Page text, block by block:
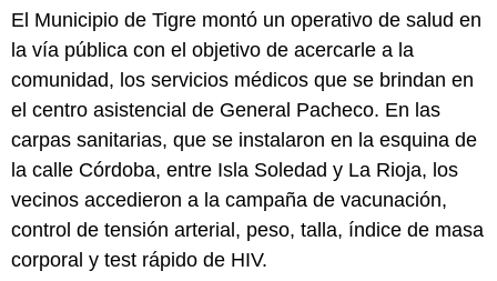
El Municipio de Tigre montó un operativo de salud en
la vía pública con el objetivo de acercarle a la
comunidad, los servicios médicos que se brindan en
el centro asistencial de General Pacheco. En las
carpas sanitarias, que se instalaron en la esquina de
la calle Córdoba, entre Isla Soledad y La Rioja, los
vecinos accedieron a la campaña de vacunación,
control de tensión arterial, peso, talla, índice de masa
corporal y test rápido de HIV.